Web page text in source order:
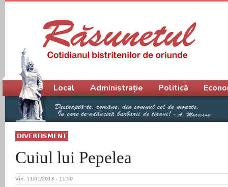
DIVERTISMENT
Cuiul lui Pepelea
Vin, 11/01/2013 - 11:50
Meniu principal
Local Administrație Politică